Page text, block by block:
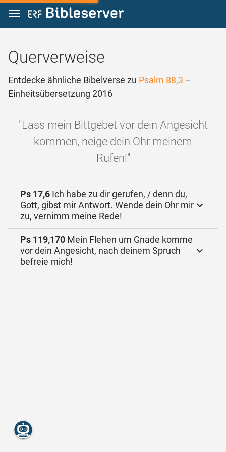
Zum Inhalt springen
Querverweise
Entdecke ähnliche Bibelverse zu Psalm 88,3 –
Einheitsübersetzung 2016
"Lass mein Bittgebet vor dein Angesicht
kommen, neige dein Ohr meinem
Rufen!"
Ps 17,6 Ich habe zu dir gerufen, / denn du,
Gott, gibst mir Antwort. Wende dein Ohr mir
zu, vernimm meine Rede!
Ps 119,170 Mein Flehen um Gnade komme
vor dein Angesicht, nach deinem Spruch
befreie mich!